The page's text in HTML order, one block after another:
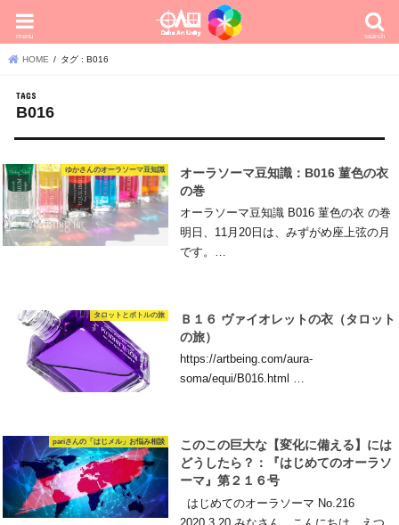
search
menu
HOME タグ : B016
B016
ゆかさんのオーラソーマ豆知識
オーラソーマ豆知識：B016 菫色の衣
の巻
オーラソーマ豆知識 B016 菫色の衣 の巻
明日、11月20日は、みずがめ座上弦の月
です。…
タロットとボトルの旅
Ｂ１６ ヴァイオレットの衣（タロット
の旅）
https://artbeing.com/aura-
soma/equi/B016.html …
pariさんの「はじメル」お悩み相談
このこの巨大な【変化に備える】には
どうしたら？：『はじめてのオーラソ
ーマ』第２１６号
はじめてのオーラソーマ No.216